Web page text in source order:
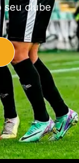
seu clube